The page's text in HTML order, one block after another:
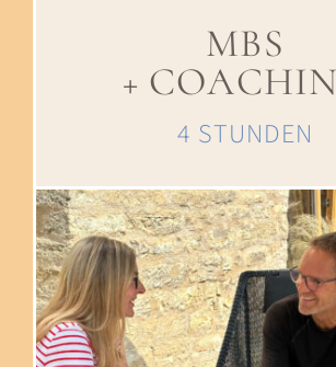
MBS
+
4 STUNDEN